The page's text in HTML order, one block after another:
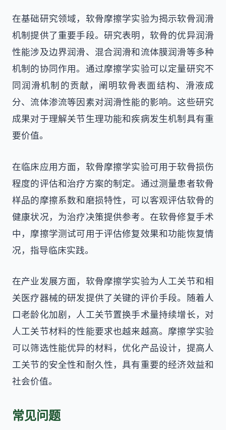
在基础研究领域，软骨摩擦学实验为揭示软骨润滑
机制提供了重要手段。研究表明，软骨的优异润滑
性能涉及边界润滑、混合润滑和流体膜润滑等多种
机制的协同作用。通过摩擦学实验可以定量研究不
同润滑机制的贡献，阐明软骨表面结构、滑液成
分、流体渗流等因素对润滑性能的影响。这些研究
成果对于理解关节生理功能和疾病发生机制具有重
要价值。
在临床应用方面，软骨摩擦学实验可用于软骨损伤
程度的评估和治疗方案的制定。通过测量患者软骨
样品的摩擦系数和磨损特性，可以客观评估软骨的
健康状况，为治疗决策提供参考。在软骨修复手术
中，摩擦学测试可用于评估修复效果和功能恢复情
况，指导临床实践。
在产业发展方面，软骨摩擦学实验为人工关节和相
关医疗器械的研发提供了关键的评价手段。随着人
口老龄化加剧，人工关节置换手术量持续增长，对
人工关节材料的性能要求也越来越高。摩擦学实验
可以筛选性能优异的材料，优化产品设计，提高人
工关节的安全性和耐久性，具有重要的经济效益和
社会价值。
常见问题